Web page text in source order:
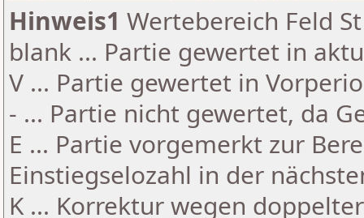
Hinweis1 Wertebereich Feld
blank ... Partie gewertet in
V ... Partie gewertet in
- ... Partie nicht gewertet, da
E ... Partie vorgemerkt zur
Einstiegselozahl in der
K ... Korrektur wegen